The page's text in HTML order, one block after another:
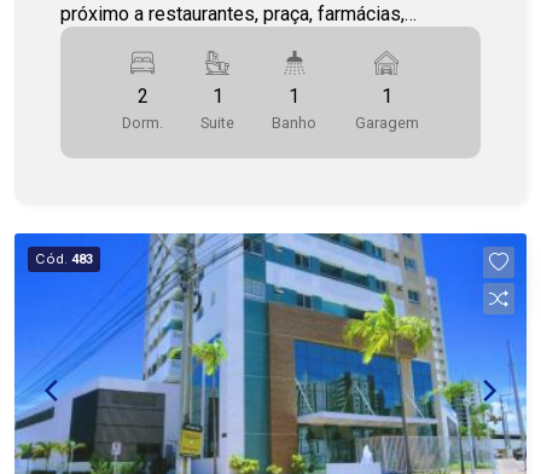
próximo a restaurantes, praça, farmácias,
brancos, escolas, faculdade e de fácil acesso ao
transporte público. Imóvel com Sala ampla,
varanda, 2 quartos sendo 1 suíte, wc social,
cozinha americana e área de serviço. Cohab
Premium Imobiliária - PJ 208 (79) 3231-3231
2
Dorm.
1
Suite
1
Banho
1
Garagem
Cód. 483